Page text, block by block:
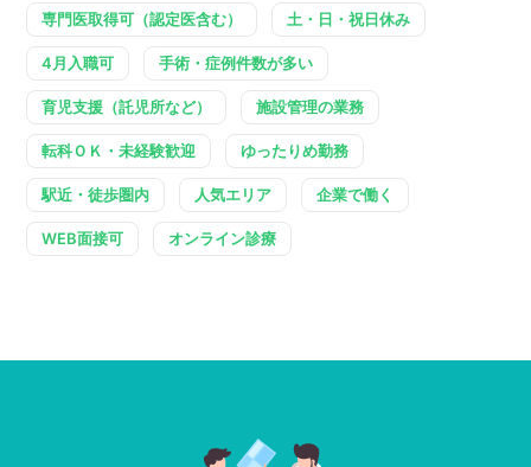
専門医取得可（認定医含む） 土・日・祝日休み
4月入職可 手術・症例件数が多い
育児支援（託児所など） 施設管理の業務
転科ＯＫ・未経験歓迎 ゆったりめ勤務
駅近・徒歩圏内 人気エリア 企業で働く
WEB面接可 オンライン診療